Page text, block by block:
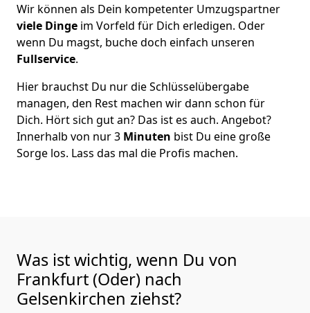
Wir können als Dein kompetenter Umzugspartner
viele Dinge im Vorfeld für Dich erledigen. Oder
wenn Du magst, buche doch einfach unseren
Fullservice.
Hier brauchst Du nur die Schlüsselübergabe
managen, den Rest machen wir dann schon für
Dich. Hört sich gut an? Das ist es auch. Angebot?
Innerhalb von nur 3 Minuten bist Du eine große
Sorge los. Lass das mal die Profis machen.
Was ist wichtig, wenn Du von
Frankfurt (Oder) nach
Gelsenkirchen ziehst?